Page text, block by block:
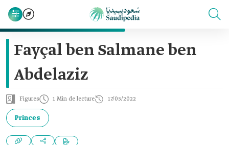
Fayçal ben Salmane ben
Abdelaziz
Figures 1 Min de lecture 17/05/2022
Princes